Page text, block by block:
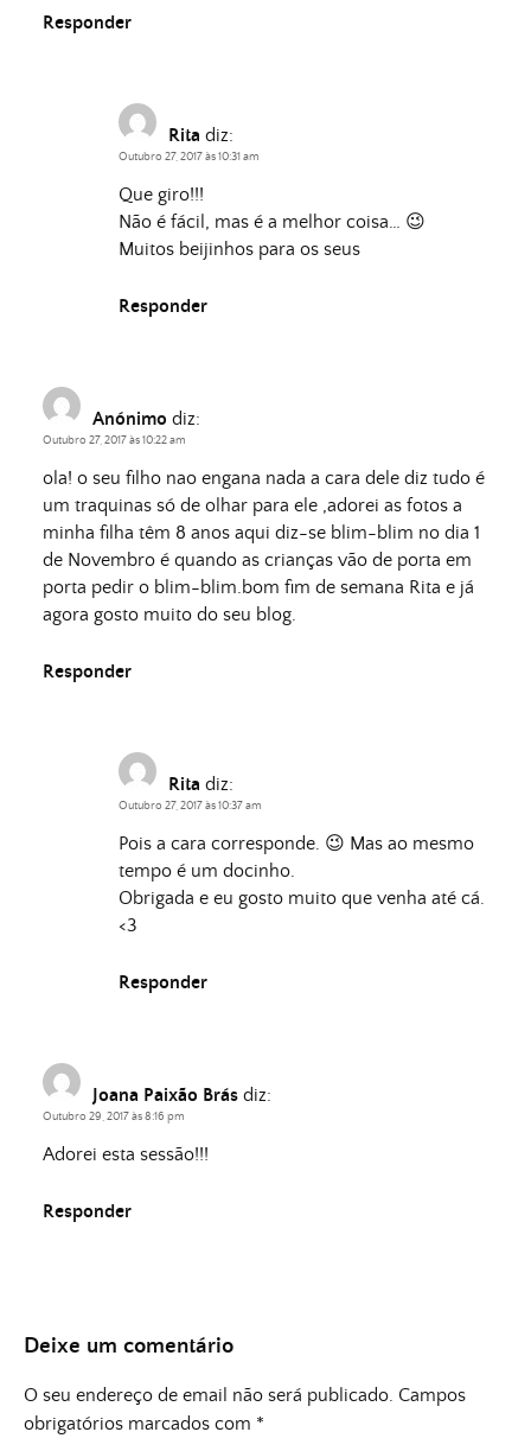
Responder
Rita diz:
Outubro 27, 2017 às 10:31 am
Que giro!!!
Não é fácil, mas é a melhor coisa… 😉
Muitos beijinhos para os seus
Responder
Anónimo diz:
Outubro 27, 2017 às 10:22 am
ola! o seu filho nao engana nada a cara dele diz tudo é
um traquinas só de olhar para ele ,adorei as fotos a
minha filha têm 8 anos aqui diz-se blim-blim no dia 1
de Novembro é quando as crianças vão de porta em
porta pedir o blim-blim.bom fim de semana Rita e já
agora gosto muito do seu blog.
Responder
Rita diz:
Outubro 27, 2017 às 10:37 am
Pois a cara corresponde. 😉 Mas ao mesmo
tempo é um docinho.
Obrigada e eu gosto muito que venha até cá.
<3
Responder
Joana Paixão Brás diz:
Outubro 29, 2017 às 8:16 pm
Adorei esta sessão!!!
Responder
Deixe um comentário
O seu endereço de email não será publicado. Campos
obrigatórios marcados com *